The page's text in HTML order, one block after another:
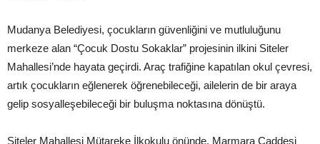
Mudanya Belediyesi, çocukların güvenliğini ve mutluluğunu
merkeze alan “Çocuk Dostu Sokaklar” projesinin ilkini Siteler
Mahallesi’nde hayata geçirdi. Araç trafiğine kapatılan okul çevresi,
artık çocukların eğlenerek öğrenebileceği, ailelerin de bir araya
gelip sosyalleşebileceği bir buluşma noktasına dönüştü.
Siteler Mahallesi Mütareke İlkokulu önünde, Marmara Caddesi